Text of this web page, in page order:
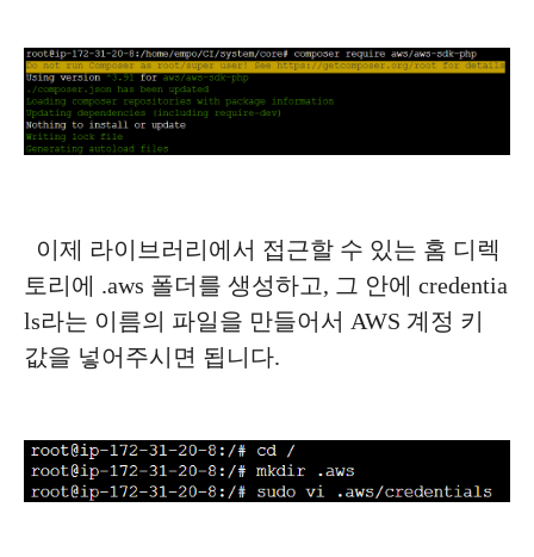
이제 라이브러리에서 접근할 수 있는 홈 디렉
토리에 .aws 폴더를 생성하고, 그 안에 credentia
ls라는 이름의 파일을 만들어서 AWS 계정 키
값을 넣어주시면 됩니다.